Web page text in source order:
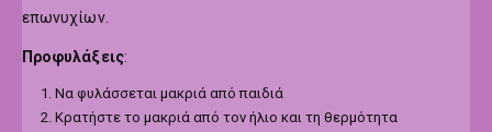
επωνυχίων.
Προφυλάξεις:
Να φυλάσσεται μακριά από παιδιά
Κρατήστε το μακριά από τον ήλιο και τη θερμότητα